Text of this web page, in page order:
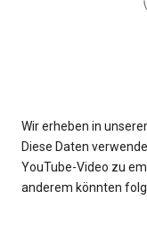
Wir erheben in
Diese Daten
YouTube-Video zu
anderem könnten